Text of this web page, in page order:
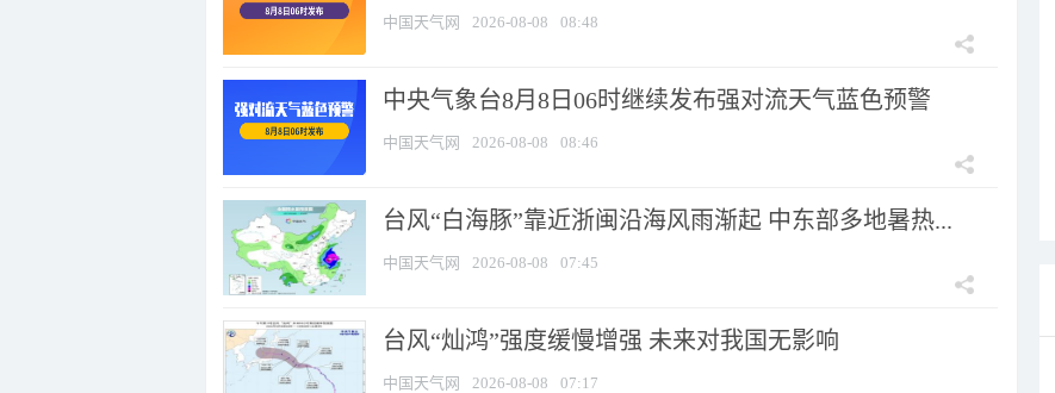
中国天气网 2026-08-08 08:48
中央气象台8月8日06时继续发布强对流天气蓝色预警
中国天气网 2026-08-08 08:46
台风“白海豚”靠近浙闽沿海风雨渐起 中东部多地暑热...
中国天气网 2026-08-08 07:45
台风“灿鸿”强度缓慢增强 未来对我国无影响
中国天气网 2026-08-08 07:17